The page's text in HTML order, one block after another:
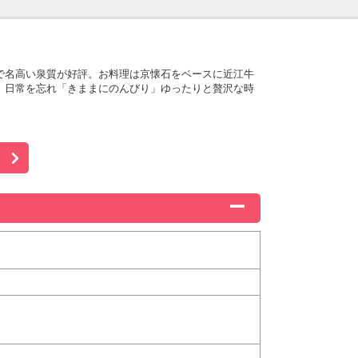
高い泉質が好評。お料理は京懐石をベースに近江牛
常を忘れ「きままにのんびり」ゆったりと贅沢な時